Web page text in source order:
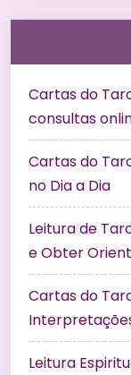
Cartas do
consultas
Cartas do
no Dia a Dia
Leitura de
e Obter
Cartas do
Leitura